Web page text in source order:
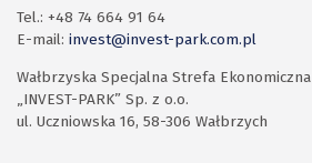
Tel.: +48 74 664 91 64
E-mail: invest@invest-park.com.pl
Wałbrzyska Specjalna Strefa Ekonomiczna
„INVEST-PARK” Sp. z o.o.
ul. Uczniowska 16, 58-306 Wałbrzych